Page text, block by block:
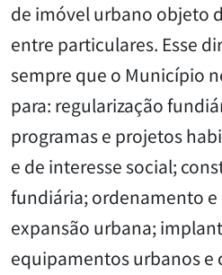
de imóvel urbano objeto
entre particulares. Esse
sempre que o Município
para: regularização
programas e projetos
e de interesse social;
fundiária; ordenamento
expansão urbana;
equipamentos urbanos e